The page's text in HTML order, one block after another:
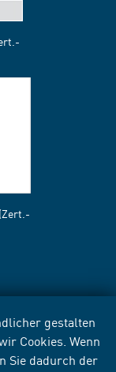
gestalten
Cookies. Wenn
Sie dadurch der